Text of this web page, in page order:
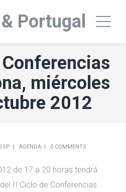
Portugal
miércoles
2012
AGENDA 0 COMMENTS
de 17 a 20 horas tendrá
II Ciclo de Conferencias